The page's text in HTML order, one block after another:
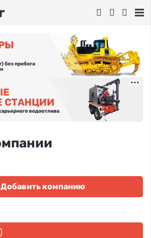
Добавить компанию